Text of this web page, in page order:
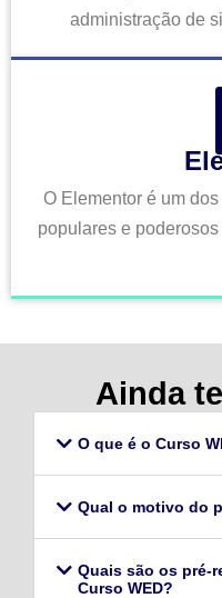
administração de
O Elementor é um
populares e
Ainda
O que é o Curso
Qual o motivo do
Quais são os pré-
Curso WED?